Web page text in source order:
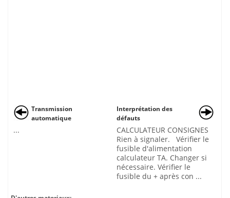
Transmission
automatique
...
Interprétation des
défauts
CALCULATEUR CONSIGNES
Rien à signaler. Vérifier le
fusible d'alimentation
calculateur TA. Changer si
nécessaire. Vérifier le
fusible du + après con ...